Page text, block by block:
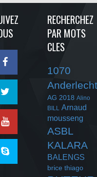
RECHERCHEZ
PAR MOTS
CLES
1070
Anderlecht
AG 2018 Alino
BILL Arnaud
mousseng
ASBL
KALARA
BALENGS
brice thiago